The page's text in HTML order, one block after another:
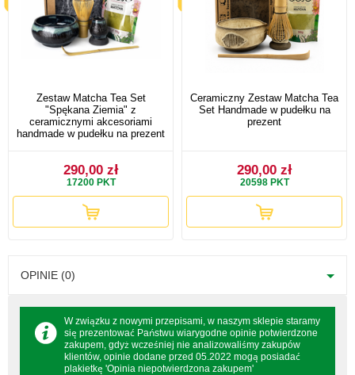
Zestaw Matcha Tea Set
"Spękana Ziemia" z
ceramicznymi akcesoriami
handmade w pudełku na prezent
290,00 zł
17200PKT
Ceramiczny Zestaw Matcha Tea
Set Handmade w pudełku na
prezent
290,00 zł
20598PKT
OPINIE (0)
W związku z nowymi przepisami, w naszym sklepie staramy
się prezentować Państwu wiarygodne opinie potwierdzone
zakupem, gdyż wcześniej nie analizowaliśmy zakupów
klientów, opinie dodane przed 05.2022 mogą posiadać
plakietkę 'Opinia niepotwierdzona zakupem'